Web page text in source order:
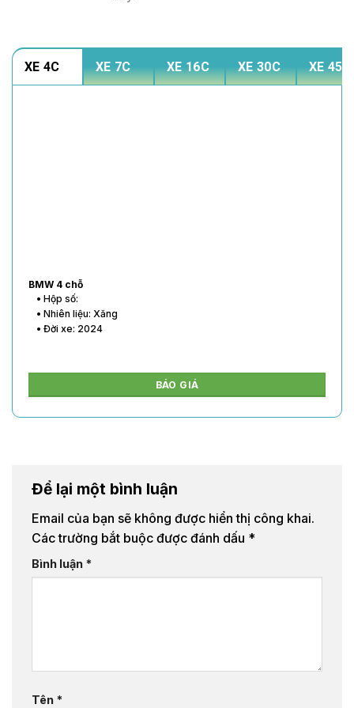
XE 4C XE 7C XE 16C XE 30C XE 45C
BMW 4 chỗ
• Hộp số:
• Nhiên liệu: Xăng
• Đời xe: 2024
BÁO GIÁ
Để lại một bình luận
Email của bạn sẽ không được hiển thị công khai.
Các trường bắt buộc được đánh dấu *
Bình luận *
Tên *